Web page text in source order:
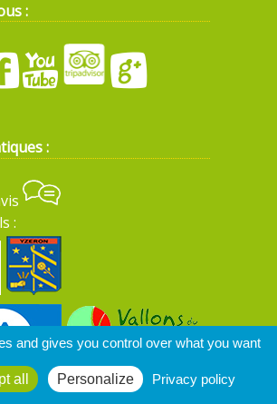
:
:
:
and gives you control over what you want
all
Personalize Privacy policy